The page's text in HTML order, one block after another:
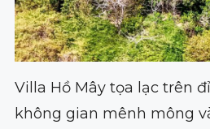
Villa Hồ Mây tọa lạc trên
không gian mênh mông